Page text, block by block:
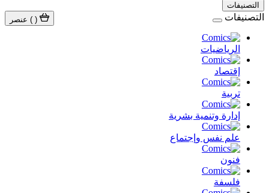
) عنصر
التصنيفات
التصنيفات
الرياضيات
إقتصاد
تربية
إدارة وتنمية بشرية
علم نفس وإجتماع
فنون
فلسفة